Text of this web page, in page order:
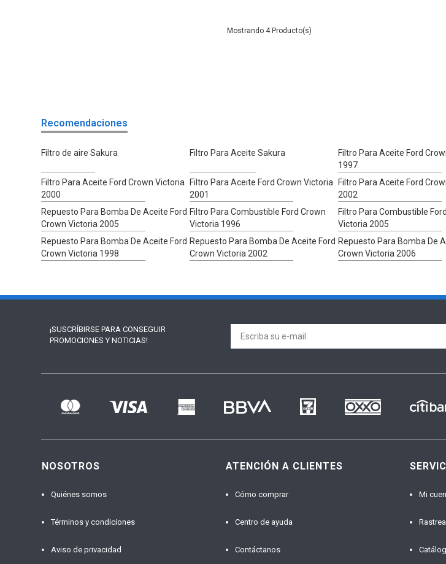
4
Recomendaciones
Filtro de aire Sakura Filtro Para Aceite Sakura
Filtro Para Aceite Ford
1997
Filtro Para Aceite Ford Crown Victoria
2000
Filtro Para Aceite Ford Crown Victoria
2001
Filtro Para Aceite Ford
2002
Repuesto Para Bomba De Aceite Ford
Crown Victoria 2005
Filtro Para Combustible Ford Crown
Victoria 1996
Filtro Para Combustible
Victoria 2005
Repuesto Para Bomba De Aceite Ford
Crown Victoria 1998
Repuesto Para Bomba De Aceite Ford
Crown Victoria 2002
Repuesto Para Bomba De
Crown Victoria 2006
¡SUSCRÍBIRSE PARA CONSEGUIR
PROMOCIONES Y NOTICIAS!
NOSOTROS
Quiénes somos
Términos y condiciones
Aviso de privacidad
ATENCIÓN A CLIENTES
Cómo comprar
Centro de ayuda
Contáctanos
Mi